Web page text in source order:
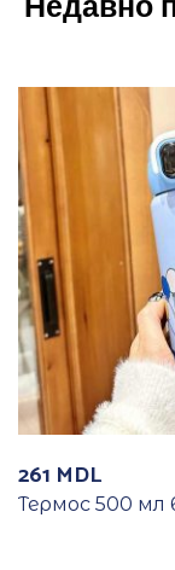
261 MDL
Термос 500 мл